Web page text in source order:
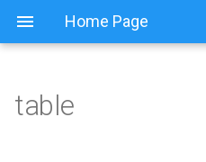
Home Page
显示源代码
table